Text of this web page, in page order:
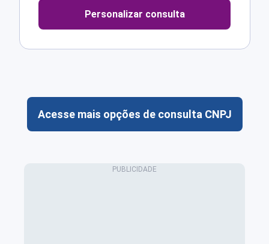
Personalizar consulta
Acesse mais opções de consulta CNPJ